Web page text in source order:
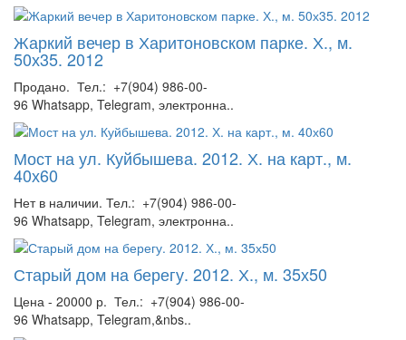
Жаркий вечер в Харитоновском парке. Х., м.
50х35. 2012
Продано. Тел.: +7(904) 986-00-
96 Whatsapp, Telegram, электронна..
Мост на ул. Куйбышева. 2012. Х. на карт., м.
40х60
Нет в наличии. Тел.: +7(904) 986-00-
96 Whatsapp, Telegram, электронна..
Старый дом на берегу. 2012. Х., м. 35х50
Цена - 20000 р. Тел.: +7(904) 986-00-
96 Whatsapp, Telegram,&nbs..